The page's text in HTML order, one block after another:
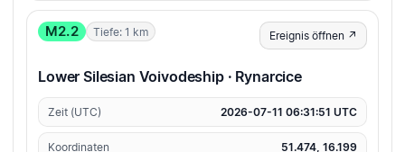
M2.2 Tiefe: 1 km Ereignis öffnen ↗
Lower Silesian Voivodeship · Rynarcice
Zeit (UTC) 2026-07-11 06:31:51 UTC
Koordinaten 51.474, 16.199